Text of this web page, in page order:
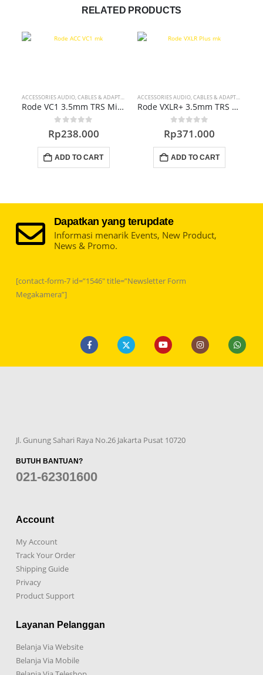
RELATED PRODUCTS
ACCESSORIES AUDIO,CABLES & ADAPTERS
Rode VC1 3.5mm TRS Microphone Extension Cable
out of 5
Rp238.000
ADD TO CART
ACCESSORIES AUDIO,CABLES & ADAPTERS
Rode VXLR+ 3.5mm TRS Female to XLR Male Adapter (+48V)
out of 5
Rp371.000
ADD TO CART
Dapatkan yang terupdate
Informasi menarik Events, New Product,
News & Promo.
[contact-form-7 id=”1546″ title=”Newsletter Form
Megakamera”]
Jl. Gunung Sahari Raya No.26 Jakarta Pusat 10720
BUTUH BANTUAN?
021-62301600
Account
My Account
Track Your Order
Shipping Guide
Privacy
Product Support
Layanan Pelanggan
Belanja Via Website
Belanja Via Mobile